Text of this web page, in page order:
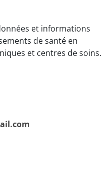
et informations
de santé en
et centres de soins.